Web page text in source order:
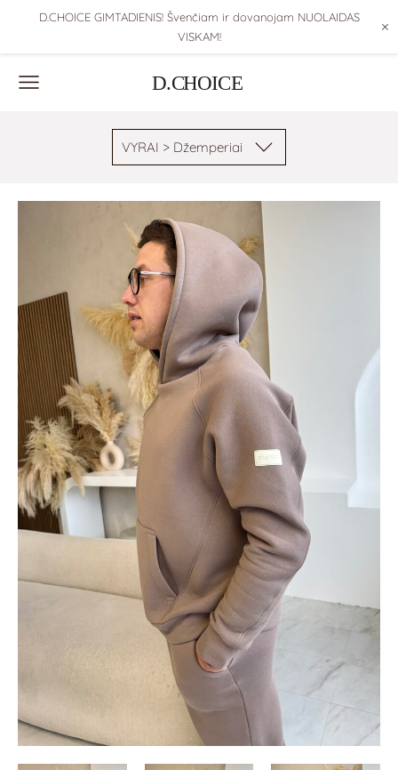
D.CHOICE GIMTADIENIS! Švenčiam ir dovanojam NUOLAIDAS
VISKAM!
×
VYRAI > Džemperiai